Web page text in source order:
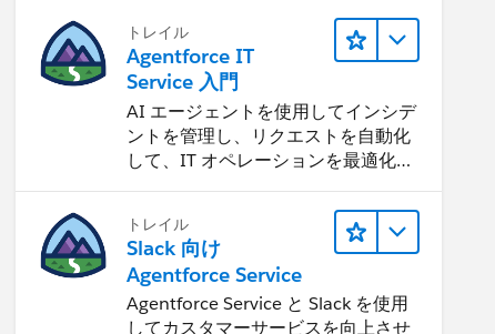
トレイル
Agentforce IT
Service 入門
AI エージェントを使用してインシデ
ントを管理し、リクエストを自動化
して、IT オペレーションを最適化す
トレイル
Slack 向け
Agentforce Service
Agentforce Service と Slack を使用
してカスタマーサービスを向上させ